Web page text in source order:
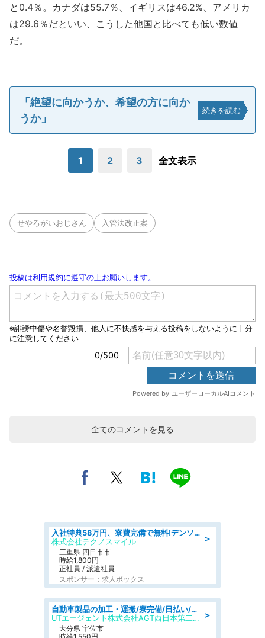
と0.4％。カナダは55.7％、イギリスは46.2%、アメリカ
は29.6％だといい、こうした他国と比べても低い数値
だ。
「絶望に向かうか、希望の方に向か
うか」
続きを読む
1 2 3 全文表示
せやろがいおじさん 入管法改正案
全てのコメントを見る
＞
入社特典58万円、寮費完備で無料!デンソーで働こう!自動車工場で小型部品の検査業務 denso aichi
株式会社テクノスマイル
三重県 四日市市
時給1,800円
正社員 / 派遣社員
スポンサー：求人ボックス
＞
自動車製品の加工・運搬/寮完備/日払い/工場・製造
UTエージェント株式会社AGT西日本第二CU
大分県 宇佐市